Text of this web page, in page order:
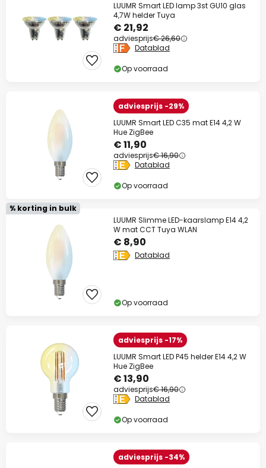
LUUMR Smart LED lamp 3st GU10 glas
4,7W helder Tuya
€ 21,92
adviesprijs€ 26,60
Datablad
Op voorraad
adviesprijs -29%
LUUMR Smart LED C35 mat E14 4,2 W
Hue ZigBee
€ 11,90
adviesprijs€ 16,90
Datablad
Op voorraad
% korting in bulk
LUUMR Slimme LED-kaarslamp E14 4,2
W mat CCT Tuya WLAN
€ 8,90
Datablad
Op voorraad
adviesprijs -17%
LUUMR Smart LED P45 helder E14 4,2 W
Hue ZigBee
€ 13,90
adviesprijs€ 16,90
Datablad
Op voorraad
adviesprijs -34%